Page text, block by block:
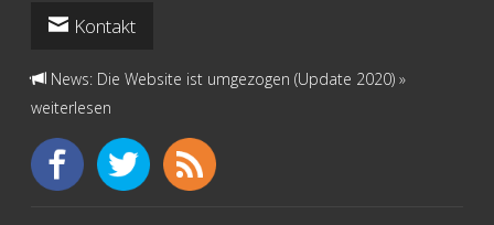
Kontakt
News: Die Website ist umgezogen (Update 2020)»
weiterlesen